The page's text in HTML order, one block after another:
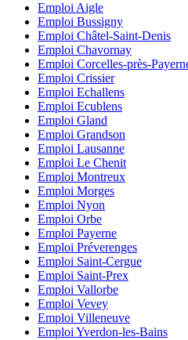
Emploi Aigle
Emploi Bussigny
Emploi Châtel-Saint-Denis
Emploi Chavornay
Emploi Corcelles-près-
Emploi Crissier
Emploi Echallens
Emploi Ecublens
Emploi Gland
Emploi Grandson
Emploi Lausanne
Emploi Le Chenit
Emploi Montreux
Emploi Morges
Emploi Nyon
Emploi Orbe
Emploi Payerne
Emploi Préverenges
Emploi Saint-Cergue
Emploi Saint-Prex
Emploi Vallorbe
Emploi Vevey
Emploi Villeneuve
Emploi Yverdon-les-Bains